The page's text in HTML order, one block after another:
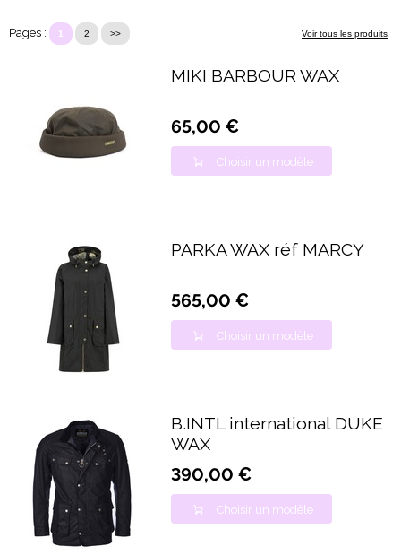
Pages : 1 2 >> Voir tous les produits
MIKI BARBOUR WAX
65,00 €
Choisir un modèle
PARKA WAX réf MARCY
565,00 €
Choisir un modèle
B.INTL international DUKE
WAX
390,00 €
Choisir un modèle